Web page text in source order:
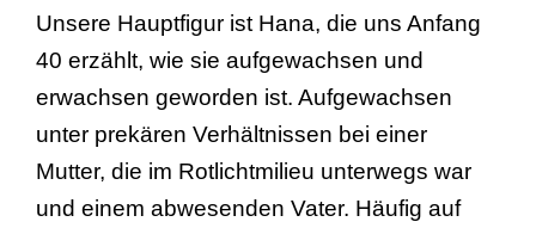
Unsere Hauptfigur ist Hana, die uns Anfang
40 erzählt, wie sie aufgewachsen und
erwachsen geworden ist. Aufgewachsen
unter prekären Verhältnissen bei einer
Mutter, die im Rotlichtmilieu unterwegs war
und einem abwesenden Vater. Häufig auf